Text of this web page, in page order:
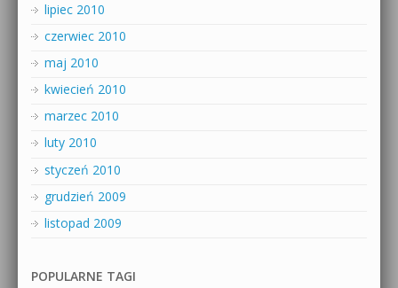
lipiec 2010
czerwiec 2010
maj 2010
kwiecień 2010
marzec 2010
luty 2010
styczeń 2010
grudzień 2009
listopad 2009
POPULARNE TAGI